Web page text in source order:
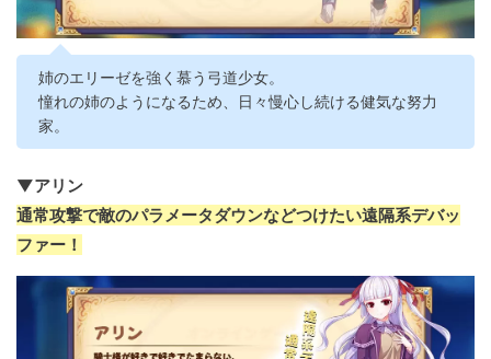
姉のエリーゼを強く慕う弓道少女。
憧れの姉のようになるため、日々慢心し続ける健気な努力
家。
▼アリン
通常攻撃で敵のパラメータダウンなどつけたい遠隔系デバッ
ファー！